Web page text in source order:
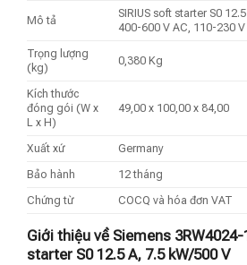
Mô tả
SIRIUS soft starter S0
400-600 V AC, 110-230
Trọng lượng
(kg)
0,380 Kg
Kích thước
đóng gói (W x
L x H)
49,00 x 100,00 x 84,00
Xuất xứ
Germany
Bảo hành
12 tháng
Chứng từ
COCQ và hóa đơn VAT
Giới thiệu về Siemens
starter S0 12.5 A, 7.5 kW/500 V